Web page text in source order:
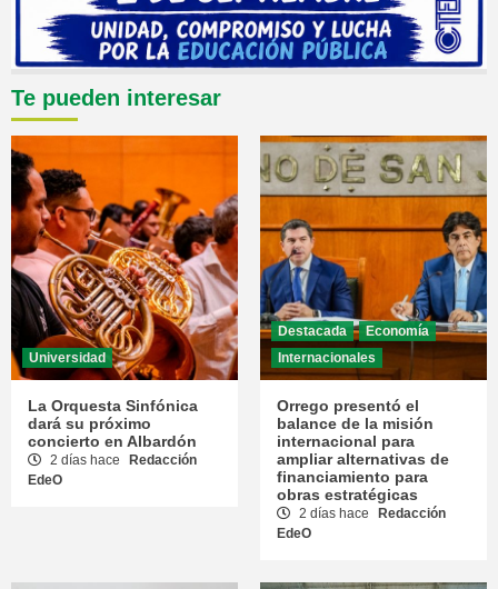
Te pueden interesar
Universidad
La Orquesta Sinfónica
dará su próximo
concierto en Albardón
2 días hace
Redacción
EdeO
Destacada
Economía
Internacionales
Orrego presentó el
balance de la misión
internacional para
ampliar alternativas de
financiamiento para
obras estratégicas
2 días hace
Redacción
EdeO